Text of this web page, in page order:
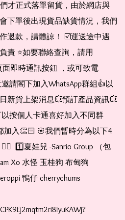
才正式落單留貨，由於網店與
下單後出現貨品缺貨情況，我們
退款，請體諒！ ☑️運送途中遇
責 ⭐️如要聯絡查詢，請用
面即時通訊按鈕 ，或可致電
請閣下加入WhatsApp群組👍以
新貨上架消息💥預訂產品資訊💥
按個人卡通喜好加入不同群
入👏🏻 🌸我們暫時分為以下4
1️⃣夏娃兒 -Sanrio Group （包
Xo 水怪 玉桂狗 布甸狗
鴨仔 cherrychums